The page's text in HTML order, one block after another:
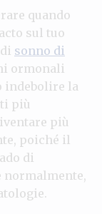
quando
sul tuo
sonno di
ormonali
indebolire la
più
più
poiché il
di
normalmente,